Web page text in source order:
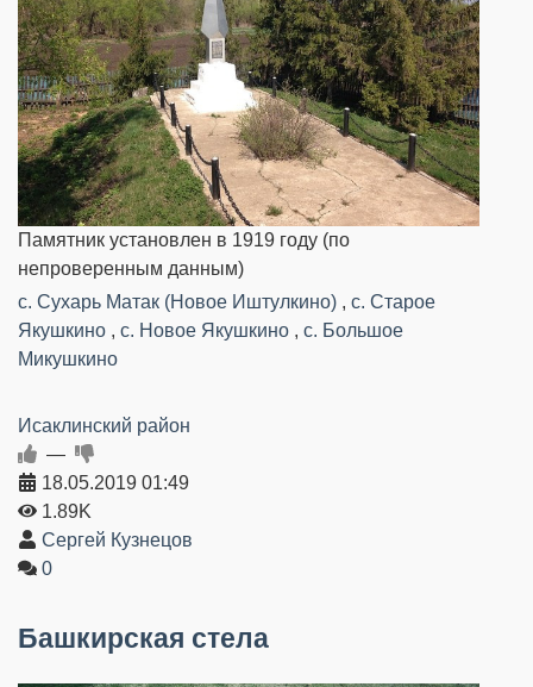
Памятник установлен в 1919 году (по
непроверенным данным)
c. Сухарь Матак (Новое Иштулкино) , с. Старое
Якушкино , с. Новое Якушкино , с. Большое
Микушкино
Исаклинский район
—
18.05.2019 01:49
1.89K
Сергей Кузнецов
0
Башкирская стела